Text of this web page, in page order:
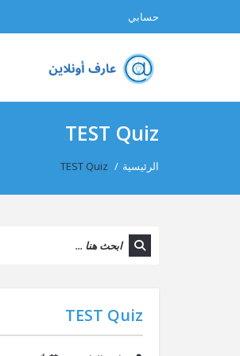
حسابي
TEST Quiz
الرئيسية /
TEST Quiz
TEST Quiz